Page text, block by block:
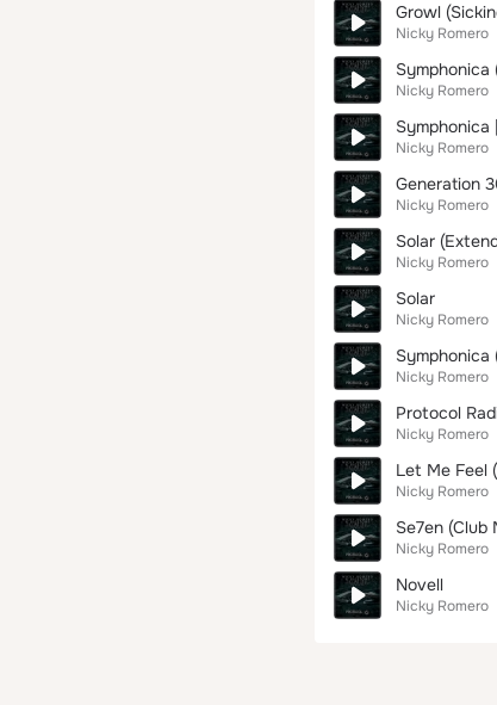
Growl
Nicky Romero
Symphonica
Nicky Romero
Nicky Romero
Generation
Nicky Romero
Solar
Nicky Romero
Solar
Nicky Romero
Symphonica
Nicky Romero
Protocol
Nicky Romero
Let Me Feel
Nicky Romero
Se7en (Club
Nicky Romero
Novell
Nicky Romero